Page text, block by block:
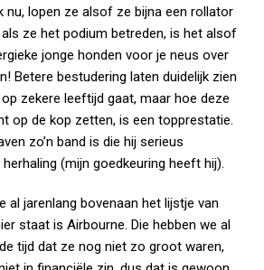
nu, lopen ze alsof ze bijna een rollator
ze het podium betreden, is het alsof
jonge honden voor je neus over
Betere bestudering laten duidelijk zien
zekere leeftijd gaat, maar hoe deze
op de kop zetten, is een topprestatie.
zo’n band is die hij serieus
(mijn goedkeuring heeft hij).
al jarenlang bovenaan het lijstje van
staat is Airbourne. Die hebben we al
tijd dat ze nog niet zo groot waren,